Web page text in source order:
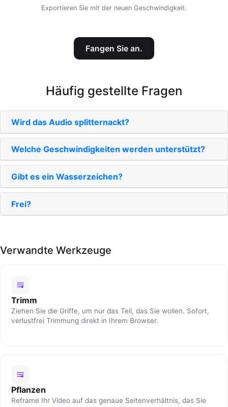
Exportieren Sie mit der neuen Geschwindigkeit.
Fangen Sie an.
Häufig gestellte Fragen
Wird das Audio splitternackt?
Welche Geschwindigkeiten werden unterstützt?
Gibt es ein Wasserzeichen?
Frei?
Verwandte Werkzeuge
Trimm
Ziehen Sie die Griffe, um nur das Teil, das Sie wollen. Sofort,
verlustfrei Trimmung direkt in Ihrem Browser.
Pflanzen
Reframe Ihr Video auf das genaue Seitenverhältnis, das Sie